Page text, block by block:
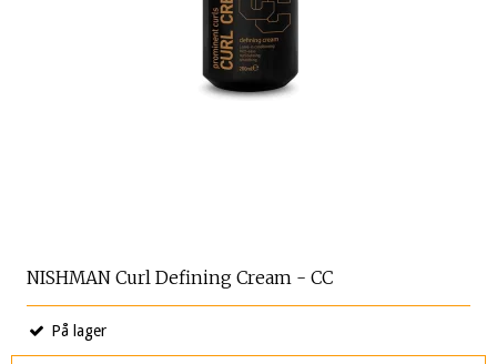
NISHMAN Curl Defining Cream - CC
På lager